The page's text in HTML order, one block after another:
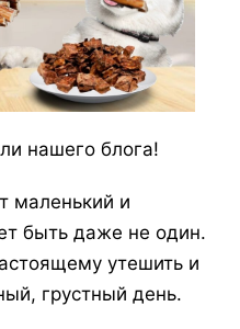
нашего блога!
маленький и
быть даже не один.
утешить и
грустный день.